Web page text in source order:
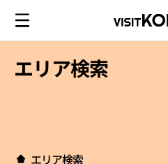
エリア検索
エリア検索